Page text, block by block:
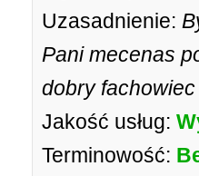
Uzasadnienie:
Pani mecenas
dobry fachowiec
Jakość usług:
Terminowość: